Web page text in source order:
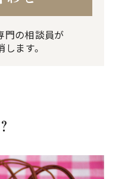
門の相談員が
ます。